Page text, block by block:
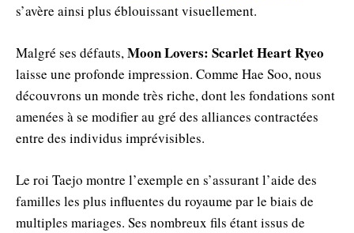
s’avère ainsi plus éblouissant visuellement.
Malgré ses défauts, Moon Lovers: Scarlet Heart Ryeo
laisse une profonde impression. Comme Hae Soo, nous
découvrons un monde très riche, dont les fondations sont
amenées à se modifier au gré des alliances contractées
entre des individus imprévisibles.
Le roi Taejo montre l’exemple en s’assurant l’aide des
familles les plus influentes du royaume par le biais de
multiples mariages. Ses nombreux fils étant issus de